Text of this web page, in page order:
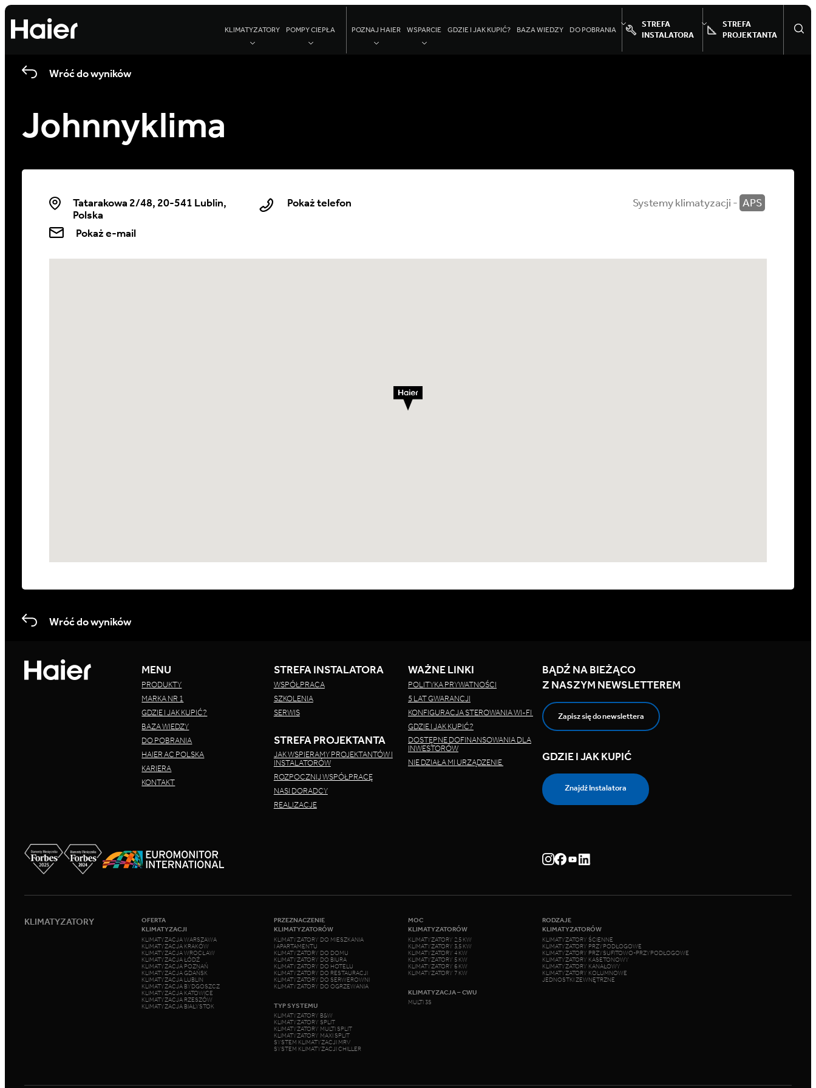
KLIMATYZATORY POMPY CIEPŁA POZNAJ HAIER WSPARCIE GDZIE I JAK KUPIĆ? BAZA WIEDZY DO POBRANIA
STREFA
INSTALATORA
STREFA
PROJEKTANTA
Wróć do wyników
Johnnyklima
Tatarakowa 2/48, 20-541 Lublin,
Polska
Pokaż telefon
Pokaż e-mail
Systemy klimatyzacji - APS
Wróć do wyników
MENU
PRODUKTY
MARKA NR 1
GDZIE I JAK KUPIĆ?
BAZA WIEDZY
DO POBRANIA
HAIER AC POLSKA
KARIERA
KONTAKT
STREFA INSTALATORA
WSPÓŁPRACA
SZKOLENIA
SERWIS
STREFA PROJEKTANTA
JAK WSPIERAMY PROJEKTANTÓW I
INSTALATORÓW
ROZPOCZNIJ WSPÓŁPRACĘ
NASI DORADCY
REALIZACJE
WAŻNE LINKI
POLITYKA PRYWATNOŚCI
5 LAT GWARANCJI
KONFIGURACJA STEROWANIA WI-FI
GDZIE I JAK KUPIĆ?
DOSTĘPNE DOFINANSOWANIA DLA
INWESTORÓW
NIE DZIAŁA MI URZĄDZENIE
BĄDŹ NA BIEŻĄCO
Z NASZYM NEWSLETTEREM
Zapisz się do newslettera
GDZIE I JAK KUPIĆ
Znajdź Instalatora
KLIMATYZATORY
OFERTA
KLIMATYZACJI
KLIMATYZACJA WARSZAWA
KLIMATYZACJA KRAKÓW
KLIMATYZACJA WROCŁAW
KLIMATYZACJA ŁÓDŹ
KLIMATYZACJA POZNAŃ
KLIMATYZACJA GDAŃSK
KLIMATYZACJA LUBLIN
KLIMATYZACJA BYDGOSZCZ
KLIMATYZACJA KATOWICE
KLIMATYZACJA RZESZÓW
KLIMATYZACJA BIAŁYSTOK
PRZEZNACZENIE
KLIMATYZATORÓW
KLIMATYZATORY DO MIESZKANIA
I APARTAMENTU
KLIMATYZATORY DO DOMU
KLIMATYZATORY DO BIURA
KLIMATYZATORY DO HOTELU
KLIMATYZATORY DO RESTAURACJI
KLIMATYZATORY DO SERWEROWNI
KLIMATYZATORY DO OGRZEWANIA
TYP SYSTEMU
KLIMATYZATORY B&W
KLIMATYZATORY SPLIT
KLIMATYZATORY MULTI SPLIT
KLIMATYZATORY MAXI SPLIT
SYSTEM KLIMATYZACJI MRV
SYSTEM KLIMATYZACJI CHILLER
MOC
KLIMATYZATORÓW
KLIMATYZATORY 2,5 KW
KLIMATYZATORY 3,5 KW
KLIMATYZATORY 4 KW
KLIMATYZATORY 5 KW
KLIMATYZATORY 6 KW
KLIMATYZATORY 7 KW
KLIMATYZACJA – CWU
MULTI 3S
RODZAJE
KLIMATYZATORÓW
KLIMATYZATORY ŚCIENNE
KLIMATYZATORY PRZYPODŁOGOWE
KLIMATYZATORY PRZYSUFITOWO-PRZYPODŁOGOWE
KLIMATYZATORY KASETONOWY
KLIMATYZATORY KANAŁOWY
KLIMATYZATORY KOLUMNOWE
JEDNOSTKI ZEWNĘTRZNE